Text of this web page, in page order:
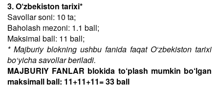
3. O‘zbekiston tarixi*
Savollar soni: 10 ta;
Baholash mezoni: 1.1 ball;
Maksimal ball: 11 ball;
* Majburiy blokning ushbu fanida faqat O‘zbekiston tarixi
bo‘yicha savollar beriladi.
MAJBURIY FANLAR blokida to‘plash mumkin bo‘lgan
maksimall ball: 11+11+11= 33 ball